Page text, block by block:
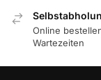
Online
Wartezeiten